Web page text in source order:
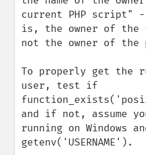
current PHP script"
is, the owner of
not the owner of the
To properly get the
user, test if
and if not, assume
running on Windows
getenv('USERNAME').